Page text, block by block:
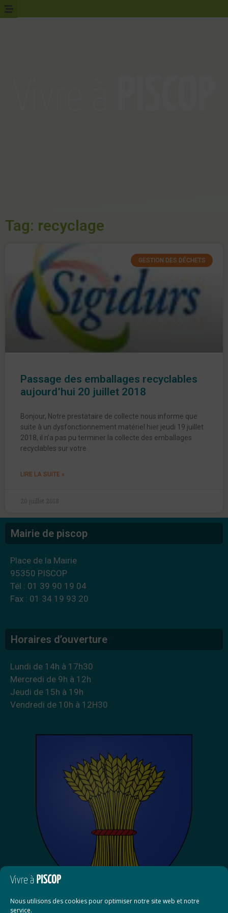
Nous utilisons des cookies pour optimiser notre site web et notre
service.
Tag: recyclage
GESTION DES DÉCHETS
Passage des emballages recyclables
aujourd’hui 20 juillet 2018
Bonjour, Notre prestataire de collecte nous informe que
suite à un dysfonctionnement matériel hier jeudi 19 juillet
2018, il n’a pas pu terminer la collecte des emballages
recyclables sur votre
LIRE LA SUITE »
20 juillet 2018
Mairie de piscop
Place de la Mairie
95350 PISCOP
Tél : 01 39 90 19 04
Fax : 01 34 19 93 20
Horaires d’ouverture
Lundi de 14h à 17h30
Mercredi de 9h à 12h
Jeudi de 15h à 19h
Vendredi de 10h à 12H30